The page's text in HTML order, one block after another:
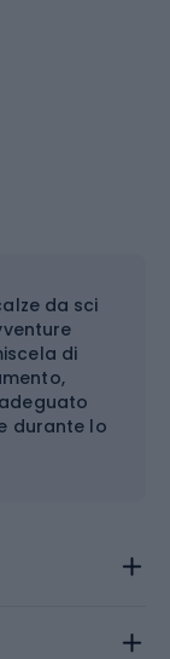
da sci
di
durante lo